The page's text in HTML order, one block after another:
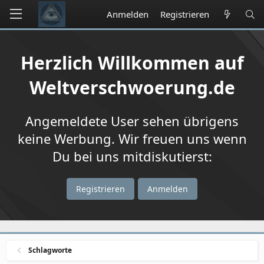
Anmelden Registrieren
Herzlich Willkommen auf
Weltverschwoerung.de
Angemeldete User sehen übrigens
keine Werbung. Wir freuen uns wenn
Du bei uns mitdiskutierst:
Registrieren Anmelden
Schlagworte